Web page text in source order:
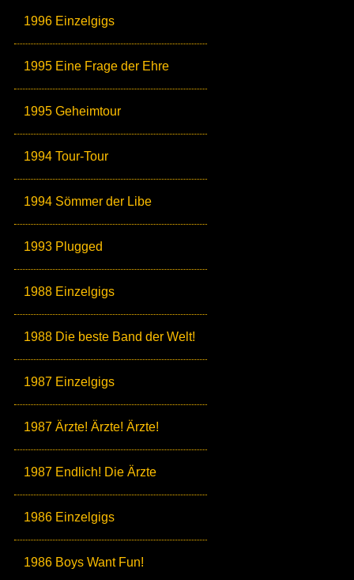
1996 Einzelgigs
1995 Eine Frage der Ehre
1995 Geheimtour
1994 Tour-Tour
1994 Sömmer der Libe
1993 Plugged
1988 Einzelgigs
1988 Die beste Band der Welt!
1987 Einzelgigs
1987 Ärzte! Ärzte! Ärzte!
1987 Endlich! Die Ärzte
1986 Einzelgigs
1986 Boys Want Fun!